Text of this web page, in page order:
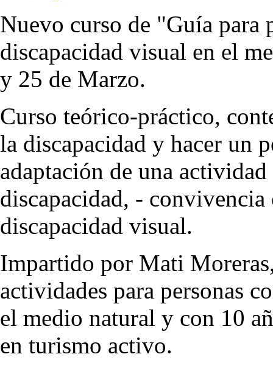
Nuevo curso de "Guía para
discapacidad visual en el
y 25 de Marzo.
Curso teórico-práctico,
la discapacidad y hacer un
adaptación de una
discapacidad, - convivencia
discapacidad visual.
Impartido por Mati
actividades para personas
el medio natural y con 10
en turismo activo.